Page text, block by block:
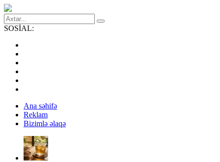
SOSİAL:
Ana səhifə
Reklam
Bizimlə əlaqə